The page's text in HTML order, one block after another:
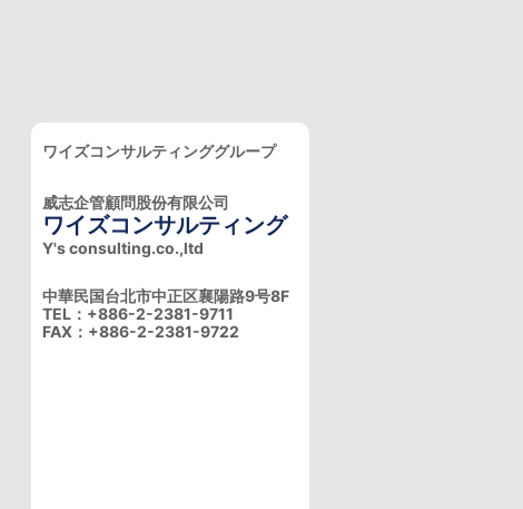
ワイズコンサルティンググループ
威志企管顧問股份有限公司
ワイズコンサルティング
Y's consulting.co.,ltd
中華民国台北市中正区襄陽路9号8F
TEL：+886-2-2381-9711
FAX：+886-2-2381-9722